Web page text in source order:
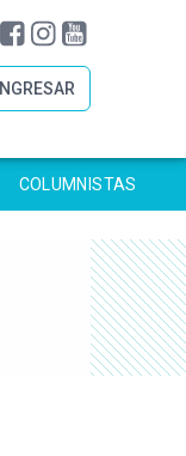
INGRESAR
COLUMNISTAS